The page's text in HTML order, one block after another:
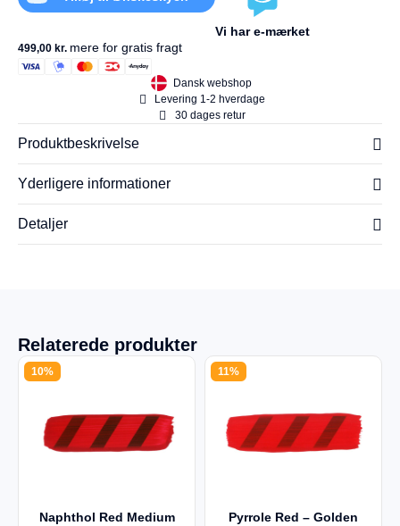
Vi har e-mærket
499,00 kr. mere for gratis fragt
Dansk webshop
Levering 1-2 hverdage
30 dages retur
Produktbeskrivelse
Yderligere informationer
Detaljer
Relaterede produkter
10%
Naphthol Red Medium
11%
Pyrrole Red – Golden